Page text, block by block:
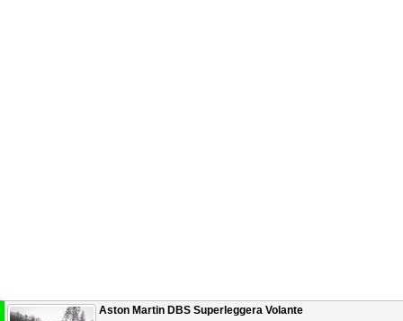
Aston Martin DBS Superleggera Volante